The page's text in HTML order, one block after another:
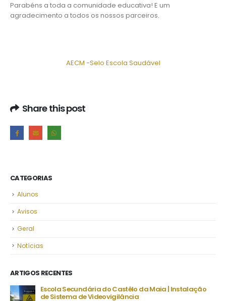
Parabéns a toda a comunidade educativa! E um
agradecimento a todos os nossos parceiros.
AECM -Selo Escola Saudável
Share this post
CATEGORIAS
Alunos
Avisos
Geral
Notícias
ARTIGOS RECENTES
Escola Secundária do Castêlo da Maia | Instalação
de Sistema de Videovigilância